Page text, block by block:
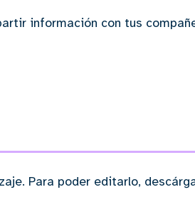
información con tus
Para poder editarlo,